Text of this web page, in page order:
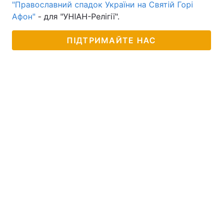
"Православний спадок України на Святій Горі
Афон" - для "УНІАН-Релігії".
ПІДТРИМАЙТЕ НАС